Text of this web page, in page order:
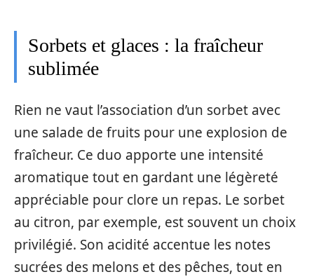
Sorbets et glaces : la fraîcheur
sublimée
Rien ne vaut l’association d’un sorbet avec
une salade de fruits pour une explosion de
fraîcheur. Ce duo apporte une intensité
aromatique tout en gardant une légèreté
appréciable pour clore un repas. Le sorbet
au citron, par exemple, est souvent un choix
privilégié. Son acidité accentue les notes
sucrées des melons et des pêches, tout en